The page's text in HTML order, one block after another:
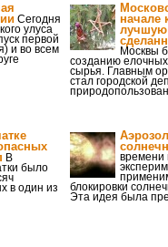
Сегодня
улуса
первой
и во всем
начале
лучшую
Москвы
созданию елочных
сырья. Главным
стал городской
В
было
в один из
времени
блокировки
Эта идея была